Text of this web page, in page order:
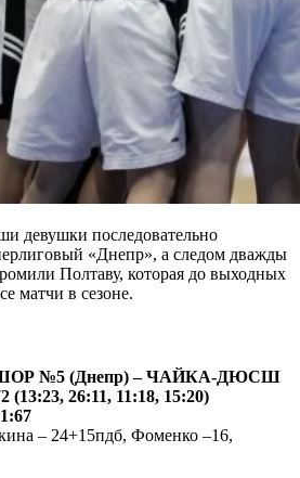
девушки последовательно
«Днепр», а следом дважды
Полтаву, которая до выходных
матчи в сезоне.
№5 (Днепр) – ЧАЙКА-ДЮСШ
(13:23, 26:11, 11:18, 15:20)
– 24+15пдб, Фоменко –16,